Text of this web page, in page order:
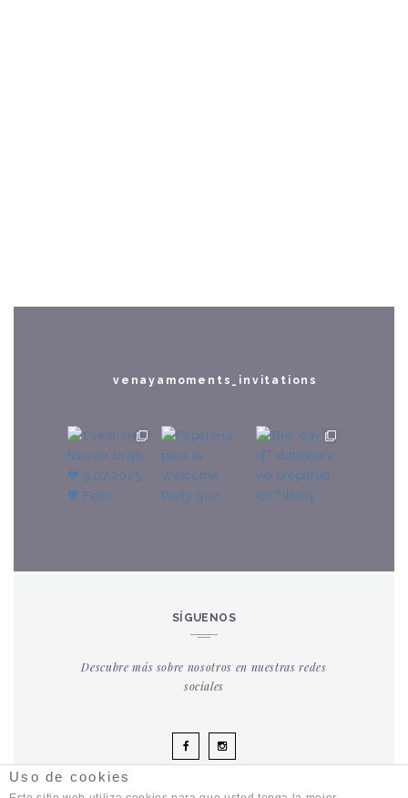
venayamoments_invitations
SÍGUENOS
Descubre más sobre nosotros en nuestras redes
sociales
Uso de cookies